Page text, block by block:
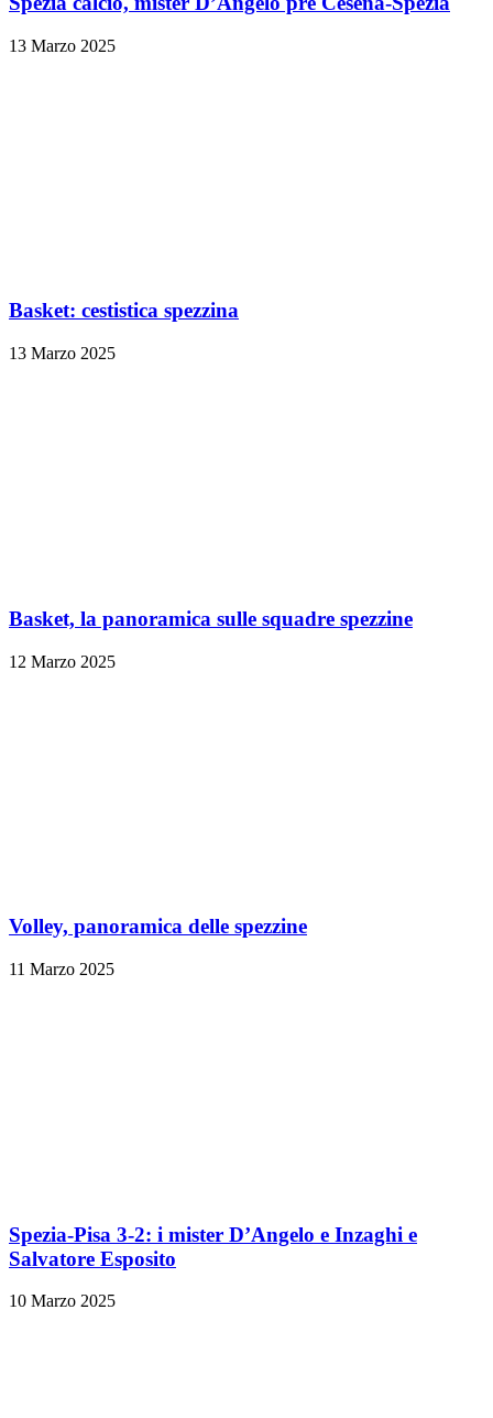
13 Marzo 2025
Basket: cestistica spezzina
13 Marzo 2025
Basket, la panoramica sulle squadre spezzine
12 Marzo 2025
Volley, panoramica delle spezzine
11 Marzo 2025
Spezia-Pisa 3-2: i mister D’Angelo e Inzaghi e
Salvatore Esposito
10 Marzo 2025